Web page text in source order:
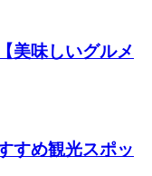
美味しいグルメ
すめ観光スポッ